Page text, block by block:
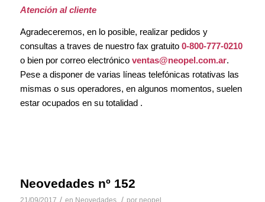
Atención al cliente
Agradeceremos, en lo posible, realizar pedidos y
consultas a traves de nuestro fax gratuito 0-800-777-0210
o bien por correo electrónico ventas@neopel.com.ar.
Pese a disponer de varias líneas telefónicas rotativas las
mismas o sus operadores, en algunos momentos, suelen
estar ocupados en su totalidad .
Neovedades nº 152
21/09/2017 / en Neovedades / por neopel